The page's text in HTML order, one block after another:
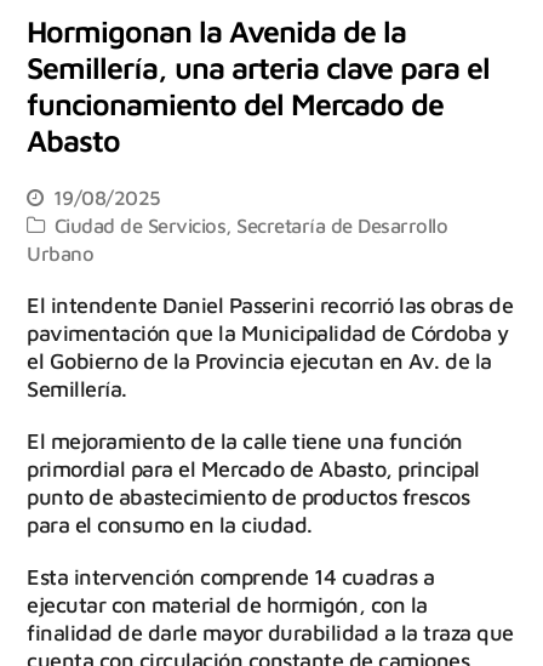
Hormigonan la Avenida de la
Semillería, una arteria clave para el
funcionamiento del Mercado de
Abasto
19/08/2025
Ciudad de Servicios Secretaría de Desarrollo
Urbano
El intendente Daniel Passerini recorrió las obras de
pavimentación que la Municipalidad de Córdoba y
el Gobierno de la Provincia ejecutan en Av. de la
Semillería.
El mejoramiento de la calle tiene una función
primordial para el Mercado de Abasto, principal
punto de abastecimiento de productos frescos
para el consumo en la ciudad.
Esta intervención comprende 14 cuadras a
ejecutar con material de hormigón, con la
finalidad de darle mayor durabilidad a la traza que
cuenta con circulación constante de camiones